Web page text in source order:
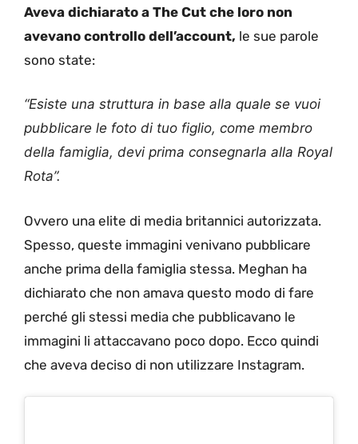
Aveva dichiarato a The Cut che loro non
avevano controllo dell’account, le sue parole
sono state:
“Esiste una struttura in base alla quale se vuoi
pubblicare le foto di tuo figlio, come membro
della famiglia, devi prima consegnarla alla Royal
Rota”.
Ovvero una elite di media britannici autorizzata.
Spesso, queste immagini venivano pubblicare
anche prima della famiglia stessa. Meghan ha
dichiarato che non amava questo modo di fare
perché gli stessi media che pubblicavano le
immagini li attaccavano poco dopo. Ecco quindi
che aveva deciso di non utilizzare Instagram.